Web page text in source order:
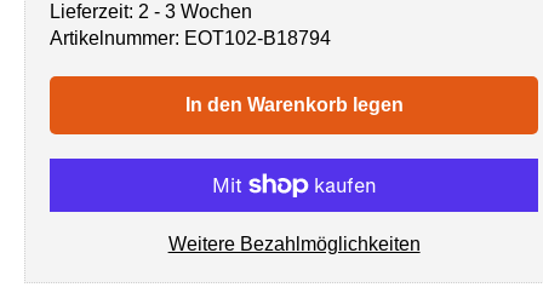
Lieferzeit: 2 - 3 Wochen
Artikelnummer: EOT102-B18794
In den Warenkorb legen
Weitere Bezahlmöglichkeiten